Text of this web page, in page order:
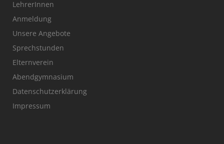
LehrerInnen
Anmeldung
Unsere Angebote
Sprechstunden
Elternverein
Abendgymnasium
Datenschutzerklärung
Impressum